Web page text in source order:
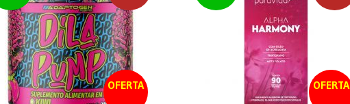
OFERTA OFERTA